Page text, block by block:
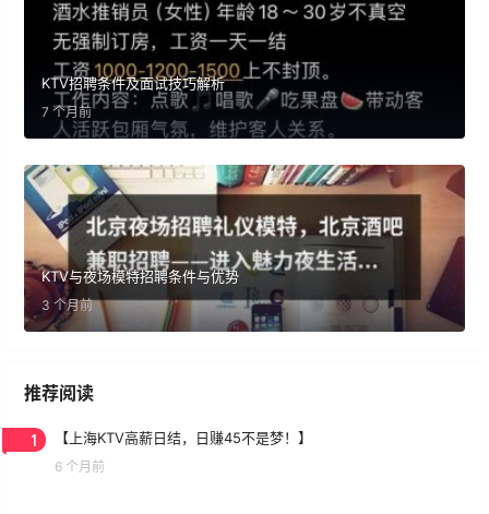
KTV招聘条件及面试技巧解析
7 个月前
KTV与夜场模特招聘条件与优势
3 个月前
推荐阅读
1 【上海KTV高薪日结，日赚45不是梦！】
6 个月前